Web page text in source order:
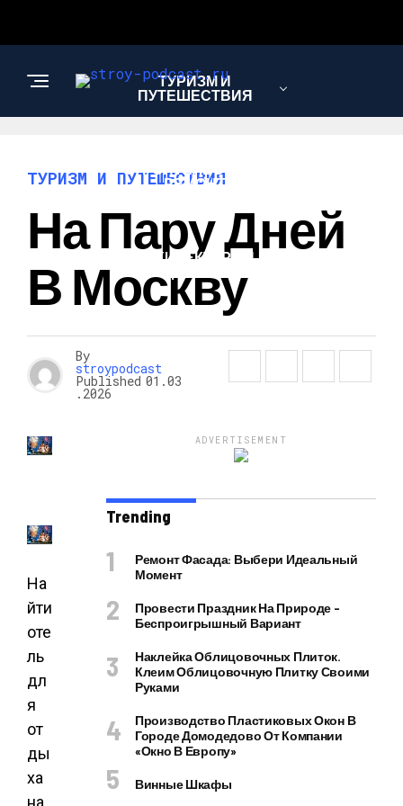
ТУРИЗМ И
ПУТЕШЕСТВИЯ
СТРОИТЕЛЬСТВО И
РЕМОНТ
АРХИТЕКТУРА И
ТУРИЗМ И ПУТЕШЕСТВИЯ
На Пару Дней
В Москву
By
stroypodcast
Published 01.03
.2026
На
йти
оте
ль
дл
я
от
ды
ха
на
ADVERTISEMENT
Trending
Ремонт Фасада: Выбери Идеальный
Момент
Провести Праздник На Природе –
Беспроигрышный Вариант
Наклейка Облицовочных Плиток.
Клеим Облицовочную Плитку Своими
Руками
Производство Пластиковых Окон В
Городе Домодедово От Компании
«Окно В Европу»
Винные Шкафы